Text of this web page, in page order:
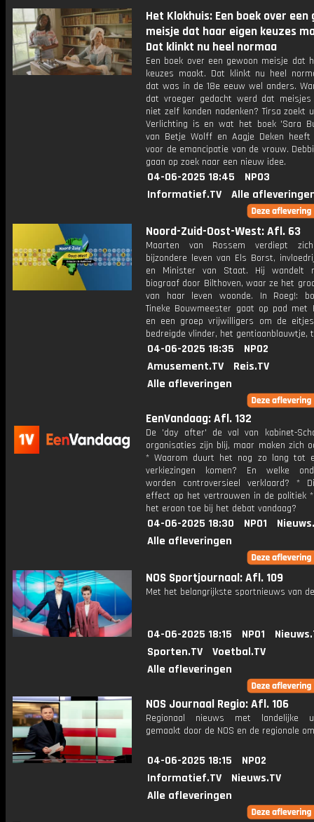
Het Klokhuis: Een boek over een
meisje dat haar eigen keuzes
Dat klinkt nu heel normaa
Een boek over een gewoon meisje dat
keuzes maakt. Dat klinkt nu heel
dat was in de 18e eeuw wel anders.
dat vroeger gedacht werd dat meisjes
niet zelf konden nadenken? Tirsa zoekt
Verlichting is en wat het boek 'Sara
van Betje Wolff en Aagje Deken heeft
voor de emancipatie van de vrouw.
gaan op zoek naar een nieuw idee.
04-06-2025 18:45
NPO3
Informatief.TV
Alle
Noord-Zuid-Oost-West: Afl. 63
Maarten van Rossem verdiept
bijzondere leven van Els Borst,
en Minister van Staat. Hij wandelt
biograaf door Bilthoven, waar ze het
van haar leven woonde. In Roeg!:
Tineke Bouwmeester gaat op pad met
en een groep vrijwilligers om de
bedreigde vlinder, het gentiaanblauwtje,
04-06-2025 18:35
NPO2
Amusement.TV
Reis.TV
Alle afleveringen
EenVandaag: Afl. 132
De 'day after' de val van kabinet-
organisaties zijn blij, maar maken zich
* Waarom duurt het nog zo lang tot
verkiezingen komen? En welke
worden controversieel verklaard? *
effect op het vertrouwen in de politiek
het eraan toe bij het debat vandaag?
04-06-2025 18:30 NPO1
Alle afleveringen
NOS Sportjournaal: Afl. 109
Met het belangrijkste sportnieuws van
04-06-2025 18:15 NPO1
Sporten.TV
Voetbal.TV
Alle afleveringen
NOS Journaal Regio: Afl. 106
Regionaal nieuws met landelijke
gemaakt door de NOS en de regionale
04-06-2025 18:15
NPO2
Informatief.TV
Nieuws.TV
Alle afleveringen